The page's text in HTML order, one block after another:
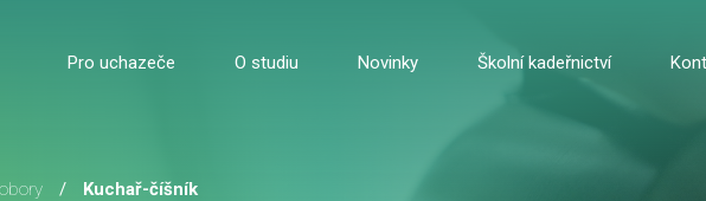
Pro uchazeče O studiu Novinky Školní kadeřnictví
/ Kuchař-číšník